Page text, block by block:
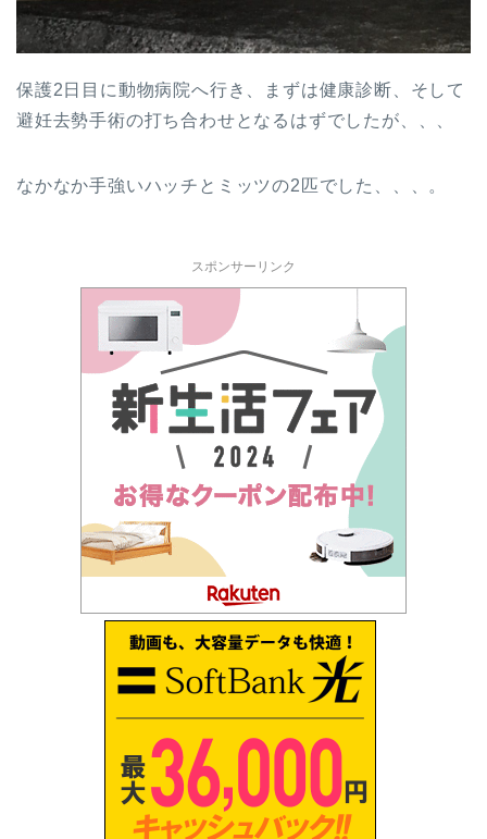
保護2日目に動物病院へ行き、まずは健康診断、そして
避妊去勢手術の打ち合わせとなるはずでしたが、、、
なかなか手強いハッチとミッツの2匹でした、、、。
スポンサーリンク